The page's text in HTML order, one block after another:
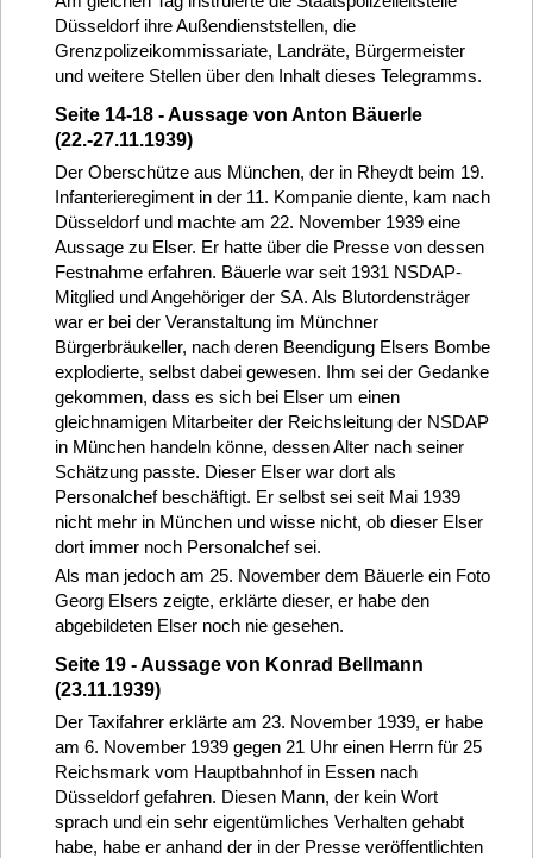
Düsseldorf ihre Außendienststellen, die
Grenzpolizeikommissariate, Landräte, Bürgermeister
und weitere Stellen über den Inhalt dieses Telegramms.
Seite 14-18 - Aussage von Anton Bäuerle
(22.-27.11.1939)
Der Oberschütze aus München, der in Rheydt beim 19.
Infanterieregiment in der 11. Kompanie diente, kam nach
Düsseldorf und machte am 22. November 1939 eine
Aussage zu Elser. Er hatte über die Presse von dessen
Festnahme erfahren. Bäuerle war seit 1931 NSDAP-
Mitglied und Angehöriger der SA. Als Blutordensträger
war er bei der Veranstaltung im Münchner
Bürgerbräukeller, nach deren Beendigung Elsers Bombe
explodierte, selbst dabei gewesen. Ihm sei der Gedanke
gekommen, dass es sich bei Elser um einen
gleichnamigen Mitarbeiter der Reichsleitung der NSDAP
in München handeln könne, dessen Alter nach seiner
Schätzung passte. Dieser Elser war dort als
Personalchef beschäftigt. Er selbst sei seit Mai 1939
nicht mehr in München und wisse nicht, ob dieser Elser
dort immer noch Personalchef sei.
Als man jedoch am 25. November dem Bäuerle ein Foto
Georg Elsers zeigte, erklärte dieser, er habe den
abgebildeten Elser noch nie gesehen.
Seite 19 - Aussage von Konrad Bellmann
(23.11.1939)
Der Taxifahrer erklärte am 23. November 1939, er habe
am 6. November 1939 gegen 21 Uhr einen Herrn für 25
Reichsmark vom Hauptbahnhof in Essen nach
Düsseldorf gefahren. Diesen Mann, der kein Wort
sprach und ein sehr eigentümliches Verhalten gehabt
habe, habe er anhand der in der Presse veröffentlichten